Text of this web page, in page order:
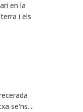
en la
i els
se'ns...